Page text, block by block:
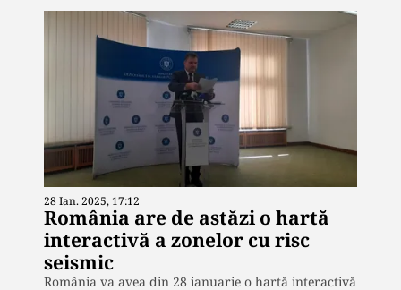
28 Ian. 2025, 17:12
România are de astăzi o hartă
interactivă a zonelor cu risc
seismic
România va avea din 28 ianuarie o hartă interactivă